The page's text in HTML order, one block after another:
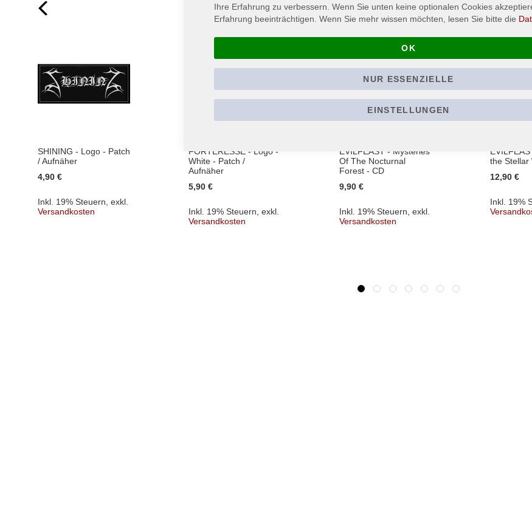
SHINING - Logo - Patch
/ Aufnäher
4,90 €
Inkl. 19% Steuern exkl.
Versandkosten
FORTERESSE - Logo -
White - Patch /
Aufnäher
5,90 €
Inkl. 19% Steuern exkl.
Versandkosten
EVILFEAST - Mysteries
Of The Nocturnal
Forest - CD
9,90 €
Inkl. 19% Steuern exkl.
Versandkosten
the Stellar
12,90 €
Inkl. 19%
Ihre Erfahrung zu verbessern. Wenn Sie unten keine optionalen Cookies
Erfahrung beeinträchtigen. Wenn Sie mehr wissen möchten, lesen Sie bitte die
OK
NUR ESSENZIELLE
EINSTELLUNGEN